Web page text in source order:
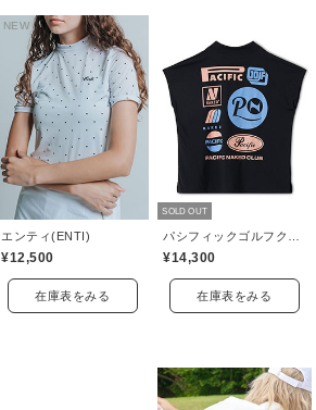
NEW
エンティ(ENTI)
¥12,500
在庫表をみる
SOLD OUT
¥14,300
在庫表をみる